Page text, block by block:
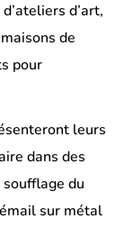
d’art,
de
pour
leurs
dans des
du
sur métal